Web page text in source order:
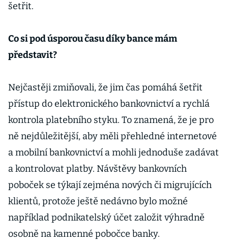
šetřit.
Co si pod úsporou času díky bance mám
představit?
Nejčastěji zmiňovali, že jim čas pomáhá šetřit
přístup do elektronického bankovnictví a rychlá
kontrola platebního styku. To znamená, že je pro
ně nejdůležitější, aby měli přehledné internetové
a mobilní bankovnictví a mohli jednoduše zadávat
a kontrolovat platby. Návštěvy bankovních
poboček se týkají zejména nových či migrujících
klientů, protože ještě nedávno bylo možné
například podnikatelský účet založit výhradně
osobně na kamenné pobočce banky.